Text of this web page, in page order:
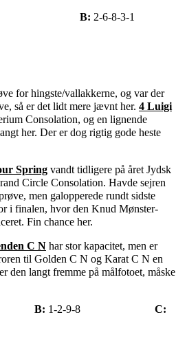
B: 2-6-8-3-1
for hingste/vallakkerne, og var der
så er det lidt mere jævnt her. 4 Luigi
Consolation, og en lignende
her. Der er dog rigtig gode heste
Spring vandt tidligere på året Jydsk
Circle Consolation. Havde sejren
men galopperede rundt sidste
i finalen, hvor den Knud Mønster-
Fin chance her.
C N har stor kapacitet, men er
til Golden C N og Karat C N en
den langt fremme på målfotoet, måske
B: 1-2-9-8
C: